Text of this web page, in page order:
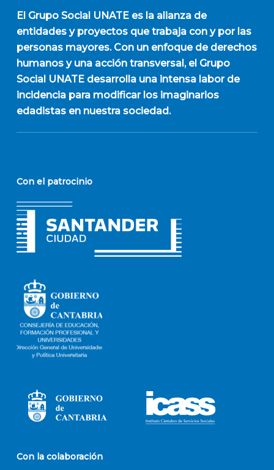
El Grupo Social UNATEes la alianza de
entidades y proyectos que trabaja con y por las
personas mayores. Con un enfoque de derechos
humanos y una acción transversal, el Grupo
Social UNATE desarrolla una intensa labor de
incidencia para modificar los imaginarios
edadistas en nuestra sociedad.
Con el patrocinio
Con la colaboración